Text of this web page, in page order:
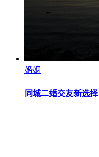
婚姻
同城二婚交友新选